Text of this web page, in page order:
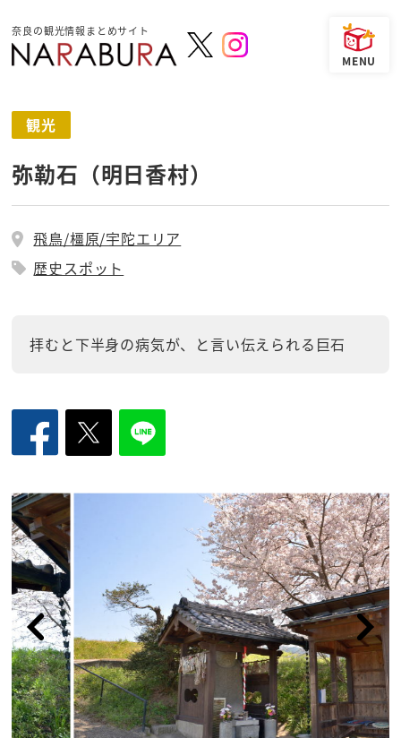
奈良の観光情報まとめサイト
観光
弥勒石（明日香村）
飛鳥/橿原/宇陀エリア
歴史スポット
拝むと下半身の病気が、と言い伝えられる巨石